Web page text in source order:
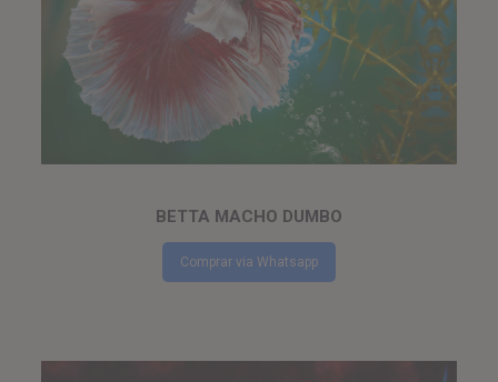
BETTA MACHO DUMBO
Comprar via Whatsapp